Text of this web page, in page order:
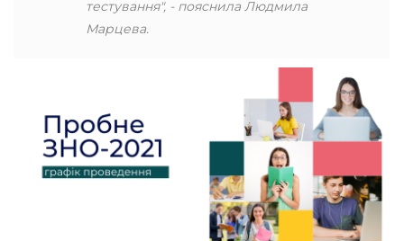
тестування", - пояснила Людмила
Марцева.